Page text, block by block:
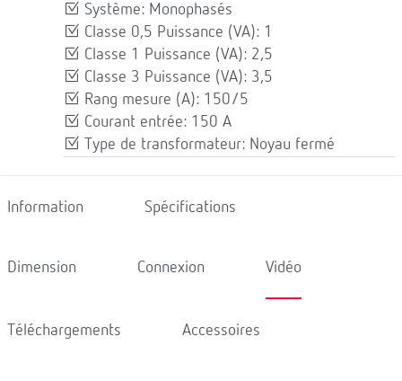
Système: Monophasés
Classe 0,5 Puissance (VA): 1
Classe 1 Puissance (VA): 2,5
Classe 3 Puissance (VA): 3,5
Rang mesure (A): 150/5
Courant entrée: 150 A
Type de transformateur: Noyau fermé
Information Spécifications
Dimension Connexion Vidéo
Téléchargements Accessoires